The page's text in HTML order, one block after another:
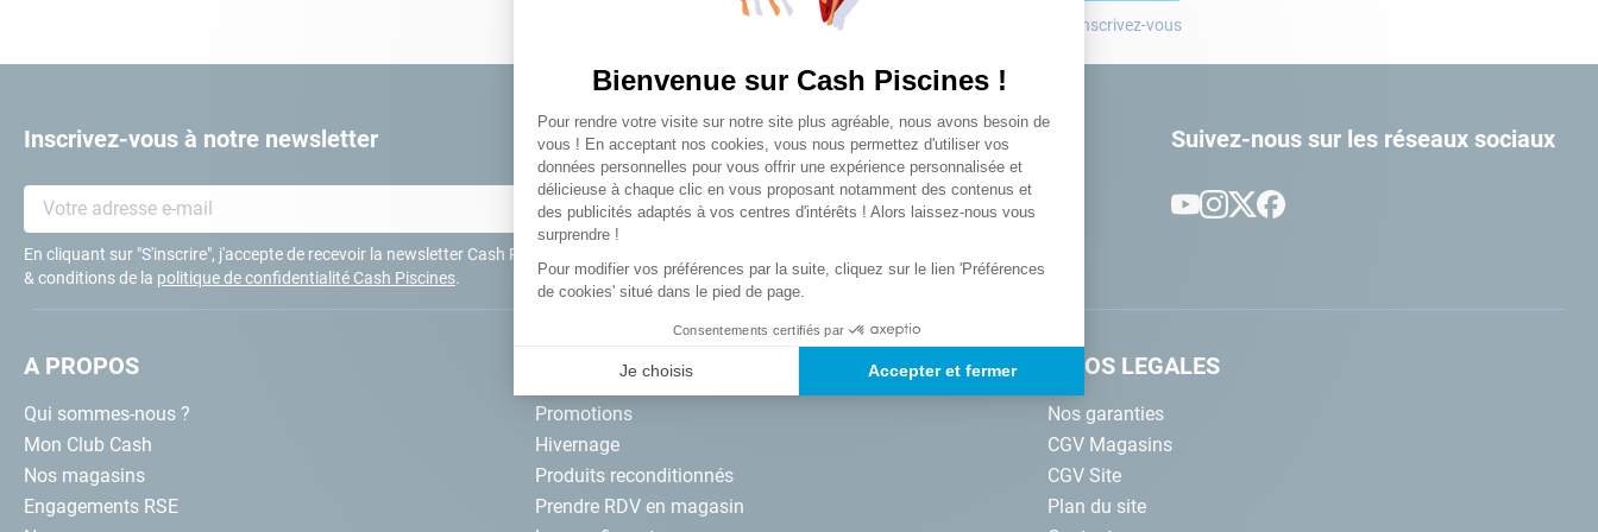
Vous n’avez pas encore de compte ? Inscrivez-vous
Inscrivez-vous à notre newsletter
S’inscrire
En cliquant sur "S'inscrire", j'accepte de recevoir la newsletter Cash Piscines par email. J'accepte les termes
& conditions de la politique de confidentialité Cash Piscines.
Suivez-nous sur les réseaux sociaux
A PROPOS
Qui sommes-nous ?
Mon Club Cash
Nos magasins
Engagements RSE
NOS SERVICES
Promotions
Hivernage
Produits reconditionnés
Prendre RDV en magasin
INFOS LEGALES
Nos garanties
CGV Magasins
CGV Site
Plan du site
Bienvenue sur Cash Piscines !
Plateforme de Gestion du Consentement : Personnalisez vos Options
Pour rendre votre visite sur notre site plus agréable, nous avons besoin de
vous ! En acceptant nos cookies, vous nous permettez d'utiliser vos
données personnelles pour vous offrir une expérience personnalisée et
délicieuse à chaque clic en vous proposant notamment des contenus et
des publicités adaptés à vos centres d'intérêts ! Alors laissez-nous vous
surprendre !
Pour modifier vos préférences par la suite, cliquez sur le lien 'Préférences
de cookies' situé dans le pied de page.
Consentements certifiés par
Je choisis Accepter et fermer
Axeptio consent